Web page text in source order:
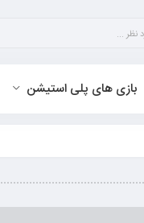
بازی های پلی استیشن